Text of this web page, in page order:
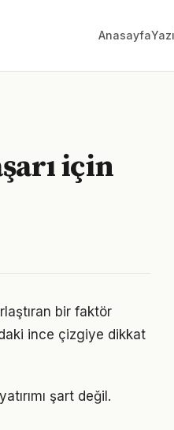
Anasayfa
için
bir faktör
ince çizgiye dikkat
şart değil.